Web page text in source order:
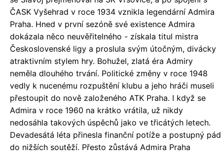
ČASK Vyšehrad v roce 1934 vznikla legendární Admira
Praha. Hned v první sezóně své existence Admira
dokázala něco neuvěřitelného - získala titul mistra
Československé ligy a proslula svým útočným, divácky
atraktivním stylem hry. Bohužel, zlatá éra Admiry
neměla dlouhého trvání. Politické změny v roce 1948
vedly k nucenému rozpuštění klubu a jeho hráči museli
přestoupit do nově založeného ATK Praha. I když se
Admira v roce 1960 na krátko vrátila, už nikdy
nedosáhla takových úspěchů jako ve třicátých letech.
Devadesátá léta přinesla finanční potíže a postupný pád
do nižších soutěží. Přesto zůstává Admira Praha